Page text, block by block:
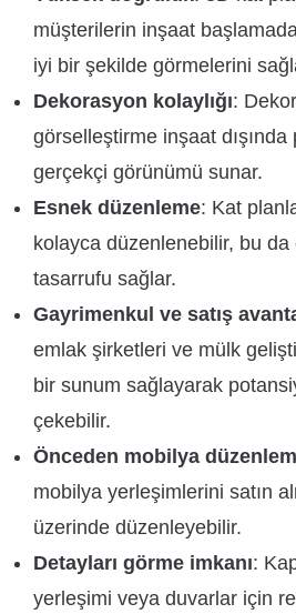
müşterilerin inşaat
iyi bir şekilde görmelerini
Dekorasyon kolaylığı:
görselleştirme inşaat dışında
gerçekçi görünümü sunar.
Esnek düzenleme: Kat
kolayca düzenlenebilir, bu
tasarrufu sağlar.
Gayrimenkul ve satış
emlak şirketleri ve mülk
bir sunum sağlayarak
çekebilir.
Önceden mobilya
mobilya yerleşimlerini satın
üzerinde düzenleyebilir.
Detayları görme imkanı:
yerleşimi veya duvarlar için